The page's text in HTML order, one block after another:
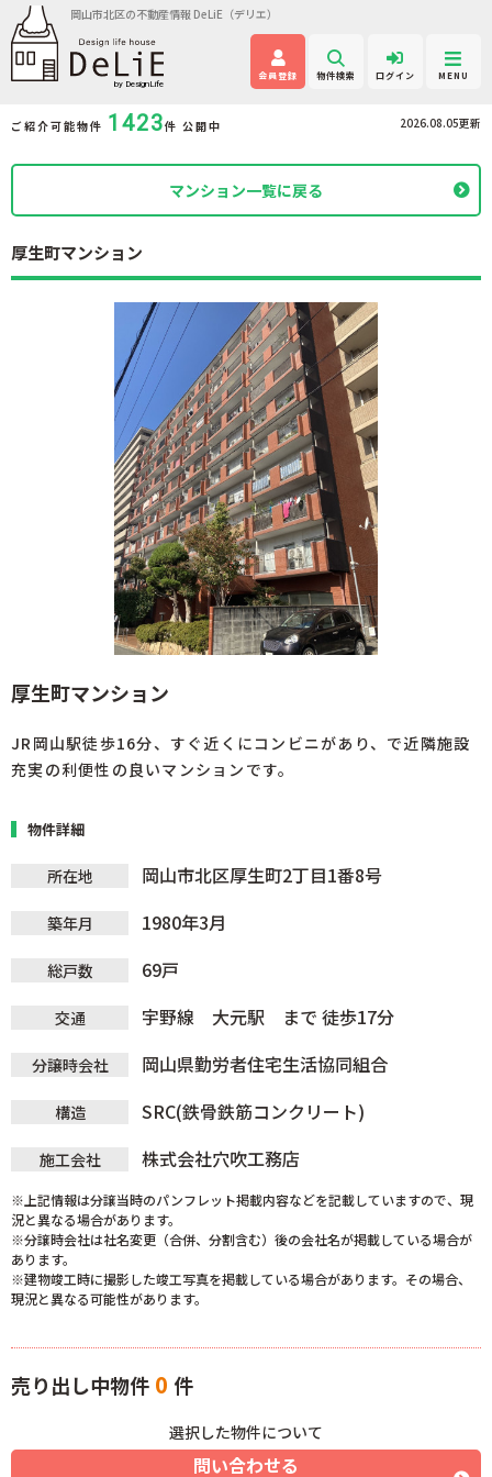
岡山市北区の不動産情報 DeLiE（デリエ）
会員登録 物件検索 ログイン MENU
ご紹介可能物件 1423件 公開中 2026.08.05更新
厚生町マンション
マンション一覧に戻る
厚生町マンション
JR岡山駅徒歩16分、すぐ近くにコンビニがあり、で近隣施設
充実の利便性の良いマンションです。
物件詳細
所在地 岡山市北区厚生町2丁目1番8号
築年月 1980年3月
総戸数 69戸
交通 宇野線 大元駅 まで 徒歩17分
分譲時会社 岡山県勤労者住宅生活協同組合
構造 SRC(鉄骨鉄筋コンクリート)
施工会社 株式会社穴吹工務店
※上記情報は分譲当時のパンフレット掲載内容などを記載していますので、現
況と異なる場合があります。
※分譲時会社は社名変更（合併、分割含む）後の会社名が掲載している場合が
あります。
※建物竣工時に撮影した竣工写真を掲載している場合があります。その場合、
現況と異なる可能性があります。
売り出し中物件 0 件
選択した物件について
問い合わせる